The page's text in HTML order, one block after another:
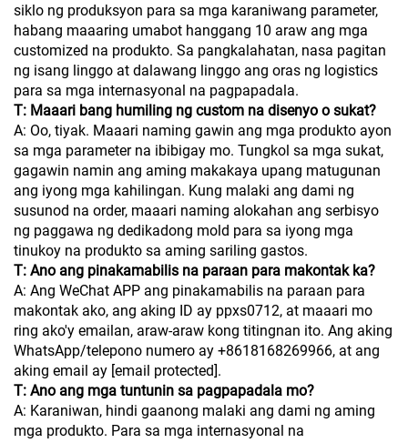
siklo ng produksyon para sa mga karaniwang parameter,
habang maaaring umabot hanggang 10 araw ang mga
customized na produkto. Sa pangkalahatan, nasa pagitan
ng isang linggo at dalawang linggo ang oras ng logistics
para sa mga internasyonal na pagpapadala.
T: Maaari bang humiling ng custom na disenyo o sukat?
A: Oo, tiyak. Maaari naming gawin ang mga produkto ayon
sa mga parameter na ibibigay mo. Tungkol sa mga sukat,
gagawin namin ang aming makakaya upang matugunan
ang iyong mga kahilingan. Kung malaki ang dami ng
susunod na order, maaari naming alokahan ang serbisyo
ng paggawa ng dedikadong mold para sa iyong mga
tinukoy na produkto sa aming sariling gastos.
T: Ano ang pinakamabilis na paraan para makontak ka?
A: Ang WeChat APP ang pinakamabilis na paraan para
makontak ako, ang aking ID ay ppxs0712, at maaari mo
ring ako'y emailan, araw-araw kong titingnan ito. Ang aking
WhatsApp/telepono numero ay +8618168269966, at ang
aking email ay [email protected].
T: Ano ang mga tuntunin sa pagpapadala mo?
A: Karaniwan, hindi gaanong malaki ang dami ng aming
mga produkto. Para sa mga internasyonal na